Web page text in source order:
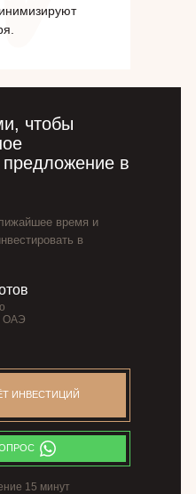
чтобы
предложение в
время и
в
15 минут
ОАЭ
ИНВЕСТИЦИЙ